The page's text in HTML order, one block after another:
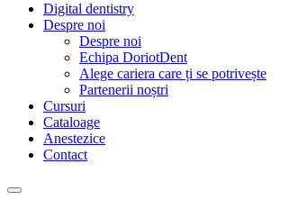
Digital dentistry
Despre noi
Despre noi
Echipa DoriotDent
Alege cariera care ți se potrivește
Partenerii noștri
Cursuri
Cataloage
Anestezice
Contact